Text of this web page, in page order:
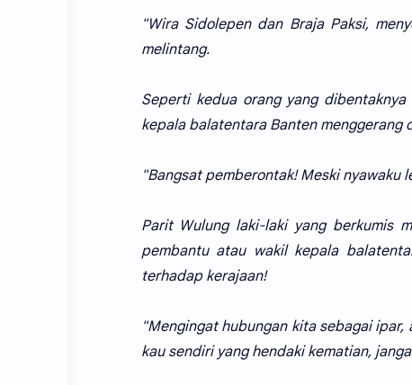
"Wira Sidolepen dan Braja Paksi,
melintang.
Seperti kedua orang yang
kepala balatentara Banten menggerang
"Bangsat pemberontak! Meski nyawaku
Parit Wulung laki-laki yang berkumis
pembantu atau wakil kepala
terhadap kerajaan!
"Mengingat hubungan kita sebagai ipar,
kau sendiri yang hendaki kematian,